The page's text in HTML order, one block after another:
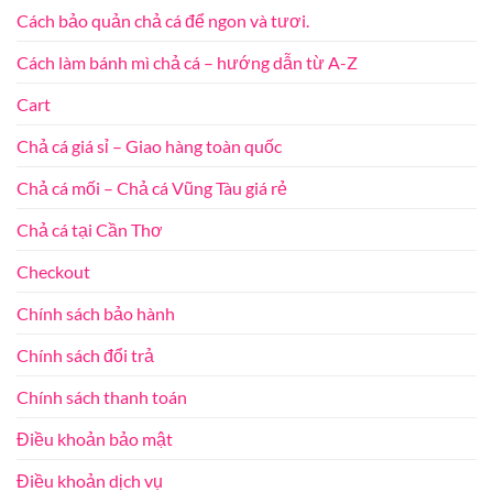
Cách bảo quản chả cá để ngon và tươi.
Cách làm bánh mì chả cá – hướng dẫn từ A-Z
Cart
Chả cá giá sỉ – Giao hàng toàn quốc
Chả cá mối – Chả cá Vũng Tàu giá rẻ
Chả cá tại Cần Thơ
Checkout
Chính sách bảo hành
Chính sách đổi trả
Chính sách thanh toán
Điều khoản bảo mật
Điều khoản dịch vụ